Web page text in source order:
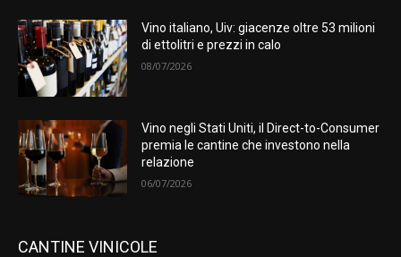
Vino italiano, Uiv: giacenze oltre 53 milioni
di ettolitri e prezzi in calo
08/07/2026
Vino negli Stati Uniti, il Direct-to-Consumer
premia le cantine che investono nella
relazione
06/07/2026
CANTINE VINICOLE